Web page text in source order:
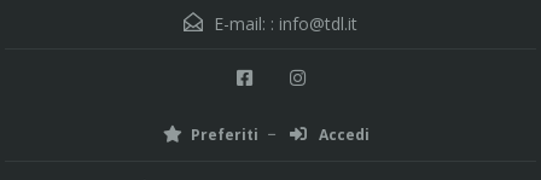
E-mail: : info@tdl.it
Preferiti Accedi